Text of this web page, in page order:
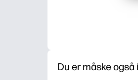
Du er måske